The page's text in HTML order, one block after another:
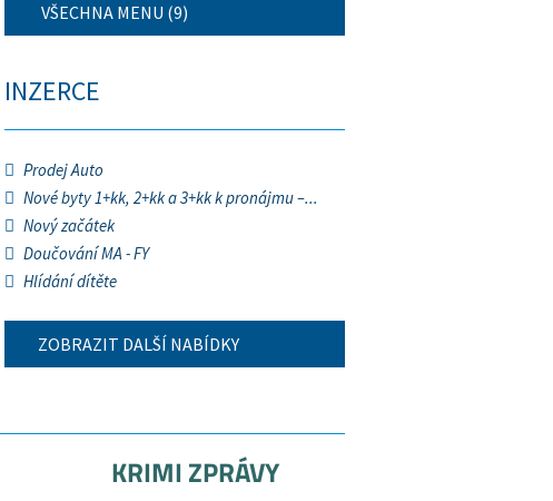
VŠECHNA MENU (9)
INZERCE
Prodej Auto
Nové byty 1+kk, 2+kk a 3+kk k pronájmu –...
Nový začátek
Doučování MA - FY
Hlídání dítěte
ZOBRAZIT DALŠÍ NABÍDKY
KRIMI ZPRÁVY